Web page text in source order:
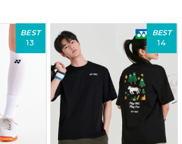
BEST
13
BEST
14